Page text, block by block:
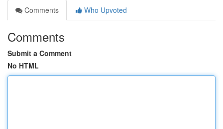
Comments
Who Upvoted
Comments
Submit a Comment
No HTML